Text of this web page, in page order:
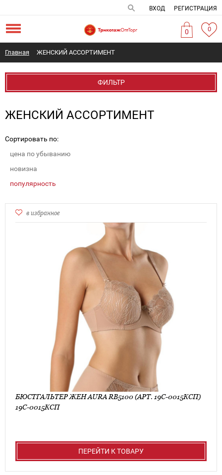
ВХОД РЕГИСТРАЦИЯ
0 0
Главная ЖЕНСКИЙ АССОРТИМЕНТ
ФИЛЬТР
ЖЕНСКИЙ АССОРТИМЕНТ
Сортировать по:
цена по убыванию
новизна
популярность
в избранное
БЮСТГАЛЬТЕР ЖЕН AURA RB5100 (АРТ. 19С-0015КСП)
19С-0015КСП
ПЕРЕЙТИ К ТОВАРУ